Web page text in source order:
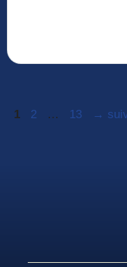
Page
1 Page
2 … Page
13 →